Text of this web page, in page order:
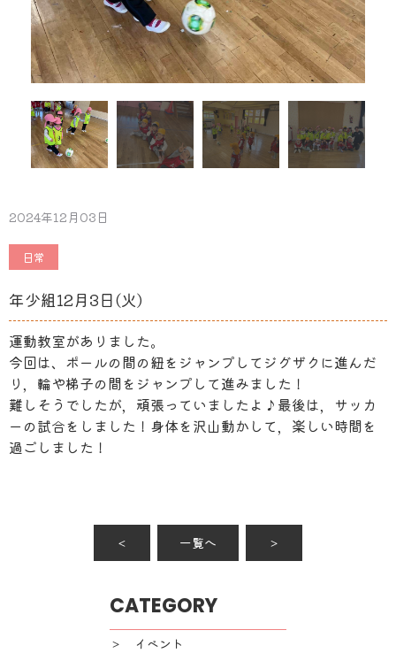
2024年12月03日
日常
年少組12月3日(火)
運動教室がありました。
今回は、ポールの間の紐をジャンプしてジグザクに進んだ
り，輪や梯子の間をジャンプして進みました！
難しそうでしたが，頑張っていましたよ♪最後は，サッカ
ーの試合をしました！身体を沢山動かして，楽しい時間を
過ごしました！
＜ 一覧へ ＞
CATEGORY
＞ イベント